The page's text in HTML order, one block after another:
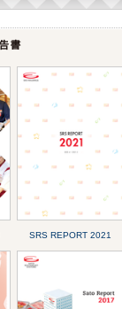
SRS REPORT 2021